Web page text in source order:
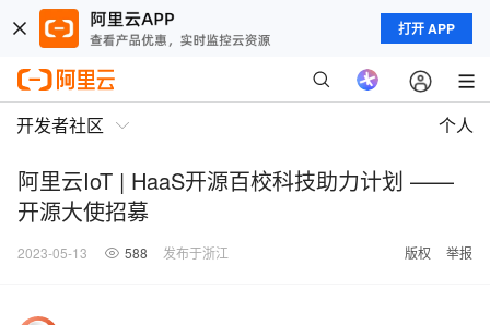
打开 APP
开发者社区 个人
阿里云IoT | HaaS开源百校科技助力计划 ——
开源大使招募
2023-05-13 588 发布于浙江 版权 举报